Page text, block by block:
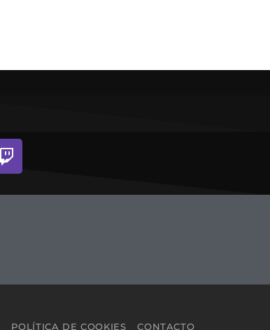
POLÍTICA DE COOKIES CONTACTO